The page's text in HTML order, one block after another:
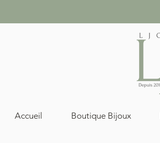
Accueil Boutique Bijoux